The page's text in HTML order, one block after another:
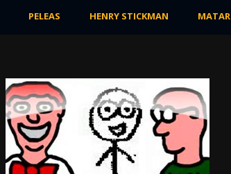
PELEAS HENRY STICKMAN MATAR